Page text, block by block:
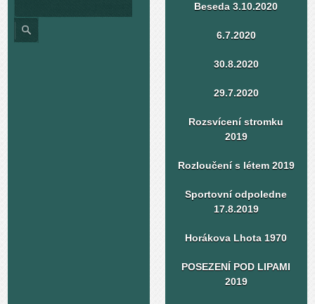
Beseda 3.10.2020
6.7.2020
30.8.2020
29.7.2020
Rozsvícení stromku
2019
Rozloučení s létem 2019
Sportovní odpoledne
17.8.2019
Horákova Lhota 1970
POSEZENÍ POD LIPAMI
2019